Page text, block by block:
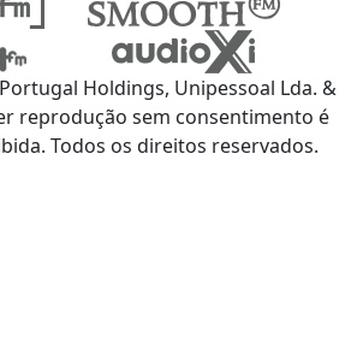
Holdings, Unipessoal Lda. &
reprodução sem consentimento é
Todos os direitos reservados.